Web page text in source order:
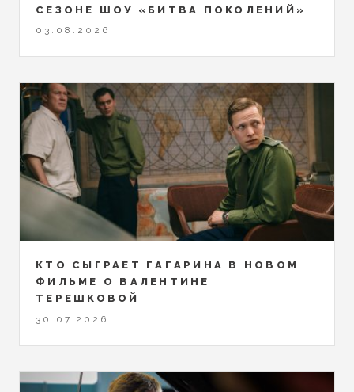
СЕЗОНЕ ШОУ «БИТВА ПОКОЛЕНИЙ»
03.08.2026
КТО СЫГРАЕТ ГАГАРИНА В НОВОМ
ФИЛЬМЕ О ВАЛЕНТИНЕ
ТЕРЕШКОВОЙ
30.07.2026